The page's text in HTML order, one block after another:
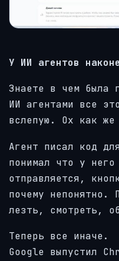
У ИИ агентов
Знаете в чем была
ИИ агентами все
вслепую. Ох как же
Агент писал код
понимал что у
отправляется,
почему непонятно.
лезть, смотреть,
Теперь все иначе.
Google выпустил